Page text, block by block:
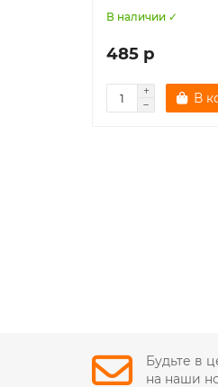
В наличии ✓
485 р
В
Будьте в
на наши